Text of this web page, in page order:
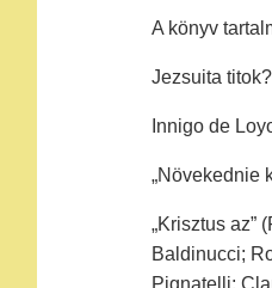
A könyv
Jezsuita titok?
Innigo de
„Növekednie
„Krisztus az”
Baldinucci;
Pignatelli;